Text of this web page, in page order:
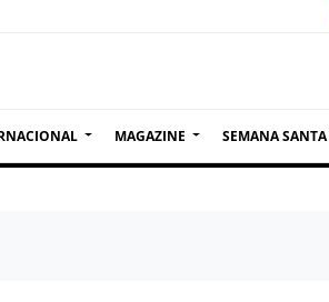
MAGAZINE SEMANA SANTA